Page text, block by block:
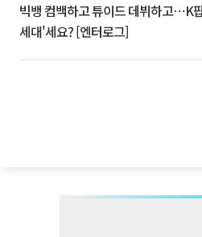
빅뱅 컴백하고 튜이드 데뷔하고⋯K
세대'세요? [엔터로그]